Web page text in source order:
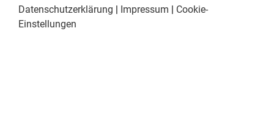
Datenschutzerklärung | Impressum | Cookie-
Einstellungen